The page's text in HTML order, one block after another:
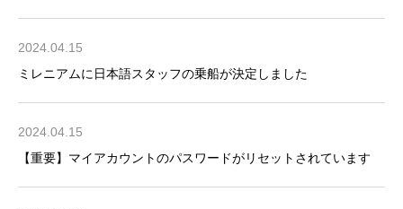
よくあるご質問
2024.04.15
ミレニアムに日本語スタッフの乗船が決定しました
2024.04.15
【重要】マイアカウントのパスワードがリセットされています